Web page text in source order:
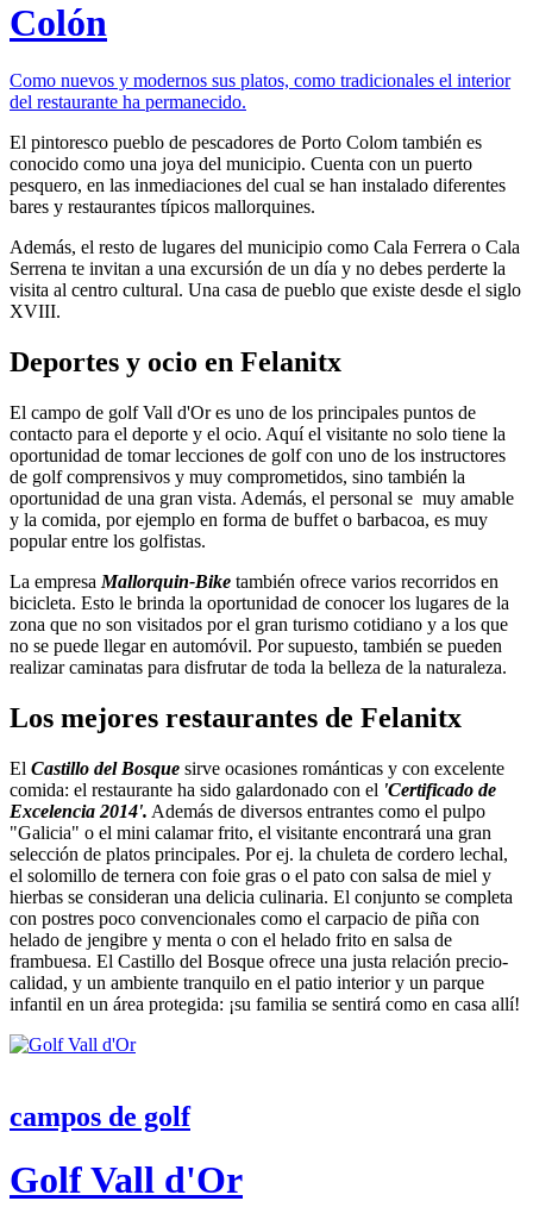
Colón
Como nuevos y modernos sus platos, como tradicionales el interior
del restaurante ha permanecido.
El pintoresco pueblo de pescadores de Porto Colom también es
conocido como una joya del municipio. Cuenta con un puerto
pesquero, en las inmediaciones del cual se han instalado diferentes
bares y restaurantes típicos mallorquines.
Además, el resto de lugares del municipio como Cala Ferrera o Cala
Serrena te invitan a una excursión de un día y no debes perderte la
visita al centro cultural. Una casa de pueblo que existe desde el siglo
XVIII.
Deportes y ocio en Felanitx
El campo de golf Vall d'Or es uno de los principales puntos de
contacto para el deporte y el ocio. Aquí el visitante no solo tiene la
oportunidad de tomar lecciones de golf con uno de los instructores
de golf comprensivos y muy comprometidos, sino también la
oportunidad de una gran vista. Además, el personal se muy amable
y la comida, por ejemplo en forma de buffet o barbacoa, es muy
popular entre los golfistas.
La empresa Mallorquin-Bike también ofrece varios recorridos en
bicicleta. Esto le brinda la oportunidad de conocer los lugares de la
zona que no son visitados por el gran turismo cotidiano y a los que
no se puede llegar en automóvil. Por supuesto, también se pueden
realizar caminatas para disfrutar de toda la belleza de la naturaleza.
Los mejores restaurantes de Felanitx
El Castillo del Bosque sirve ocasiones románticas y con excelente
comida: el restaurante ha sido galardonado con el 'Certificado de
Excelencia 2014'. Además de diversos entrantes como el pulpo
"Galicia" o el mini calamar frito, el visitante encontrará una gran
selección de platos principales. Por ej. la chuleta de cordero lechal,
el solomillo de ternera con foie gras o el pato con salsa de miel y
hierbas se consideran una delicia culinaria. El conjunto se completa
con postres poco convencionales como el carpacio de piña con
helado de jengibre y menta o con el helado frito en salsa de
frambuesa. El Castillo del Bosque ofrece una justa relación precio-
calidad, y un ambiente tranquilo en el patio interior y un parque
infantil en un área protegida: ¡su familia se sentirá como en casa allí!
campos de golf
Golf Vall d'Or